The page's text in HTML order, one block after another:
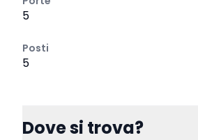
5
Posti
5
Dove si trova?